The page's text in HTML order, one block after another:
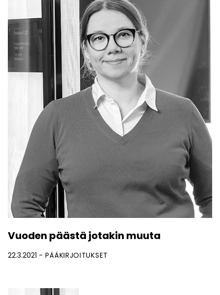
Vuoden päästä jotakin muuta
22.3.2021 PÄÄKIRJOITUKSET